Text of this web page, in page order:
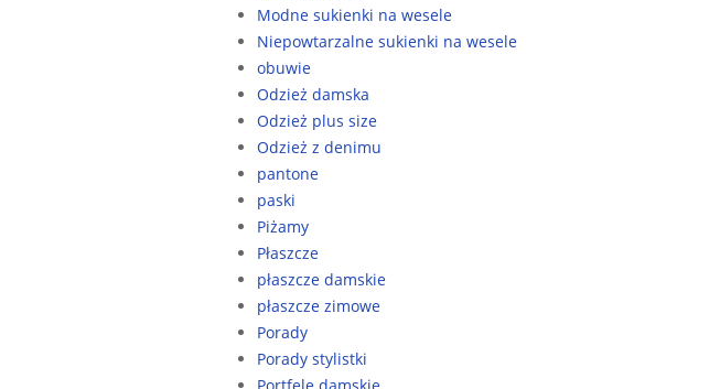
Modne sukienki na wesele
Niepowtarzalne sukienki na wesele
obuwie
Odzież damska
Odzież plus size
Odzież z denimu
pantone
paski
Piżamy
Płaszcze
płaszcze damskie
płaszcze zimowe
Porady
Porady stylistki